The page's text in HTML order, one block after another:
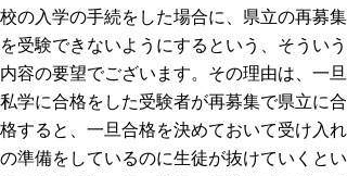
校の入学の手続をした場合に、県立の再募集
を受験できないようにするという、そういう
内容の要望でございます。その理由は、一旦
私学に合格をした受験者が再募集で県立に合
格すると、一旦合格を決めておいて受け入れ
の準備をしているのに生徒が抜けていくとい